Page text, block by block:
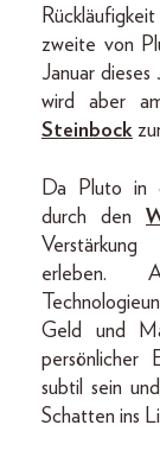
zweite von
Januar
wird aber
Steinbock
Da Pluto in
durch den
erleben.
Geld und
persönlicher
subtil sein
Schatten ins